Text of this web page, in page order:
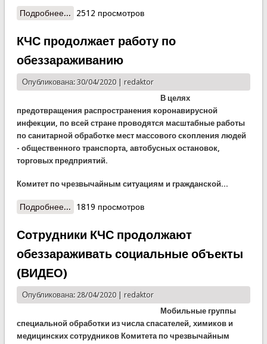
Подробнее... о КЧС предупреждает: ожидаются сильные
2512 просмотров
КЧС продолжает работу по
обеззараживанию
Опубликована: 30/04/2020 | redaktor
В целях
предотвращения распространения коронавирусной
инфекции, по всей стране проводятся масштабные работы
по санитарной обработке мест массового скопления людей
- общественного транспорта, автобусных остановок,
торговых предприятий.
Комитет по чрезвычайным ситуациям и гражданской...
Подробнее... о КЧС продолжает работу по обеззараживанию
1819 просмотров
Сотрудники КЧС продолжают
обеззараживать социальные объекты
(ВИДЕО)
Опубликована: 28/04/2020 | redaktor
Мобильные группы
специальной обработки из числа спасателей, химиков и
медицинских сотрудников Комитета по чрезвычайным